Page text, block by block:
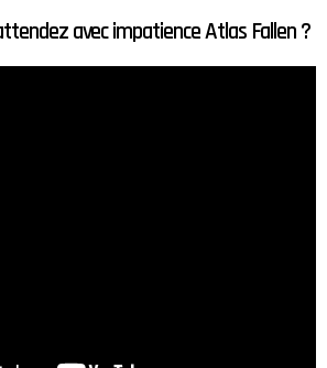
avec impatience Atlas Fallen ?